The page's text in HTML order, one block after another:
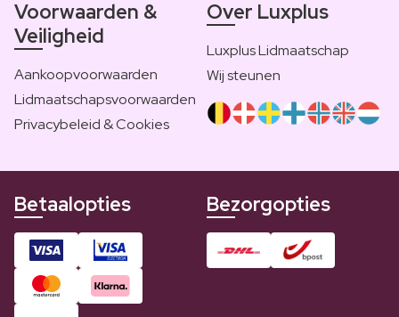
Voorwaarden &
Veiligheid
Aankoopvoorwaarden
Lidmaatschapsvoorwaarden
Privacybeleid & Cookies
Over Luxplus
Luxplus Lidmaatschap
Wij steunen
Betaalopties Bezorgopties